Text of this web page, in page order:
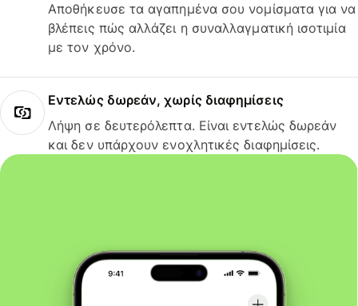
Αποθήκευσε τα αγαπημένα σου νομίσματα για να
βλέπεις πώς αλλάζει η συναλλαγματική ισοτιμία
με τον χρόνο.
Εντελώς δωρεάν, χωρίς διαφημίσεις
Λήψη σε δευτερόλεπτα. Είναι εντελώς δωρεάν
και δεν υπάρχουν ενοχλητικές διαφημίσεις.